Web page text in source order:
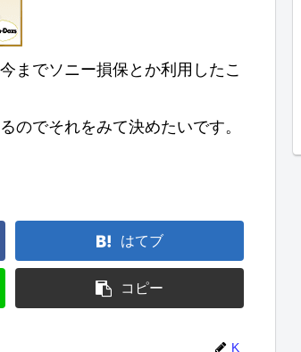
までソニー損保とか利用したこ
のでそれをみて決めたいです。
はてブ
コピー
K